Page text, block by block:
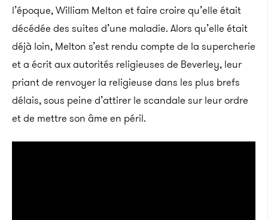
l’époque, William Melton et faire croire qu’elle était
décédée des suites d’une maladie. Alors qu’elle était
déjà loin, Melton s’est rendu compte de la supercherie
et a écrit aux autorités religieuses de Beverley, leur
priant de renvoyer la religieuse dans les plus brefs
délais, sous peine d’attirer le scandale sur leur ordre
et de mettre son âme en péril.